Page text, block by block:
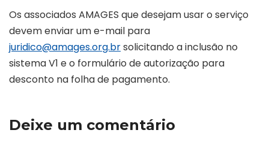
Os associados AMAGES que desejam usar o serviço
devem enviar um e-mail para
juridico@amages.org.brsolicitando a inclusão no
sistema V1 e o formulário de autorização para
desconto na folha de pagamento.
Deixe um comentário